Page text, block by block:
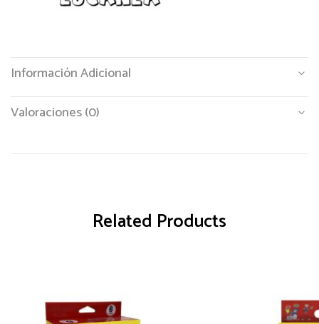
Información Adicional
Valoraciones (0)
Related Products